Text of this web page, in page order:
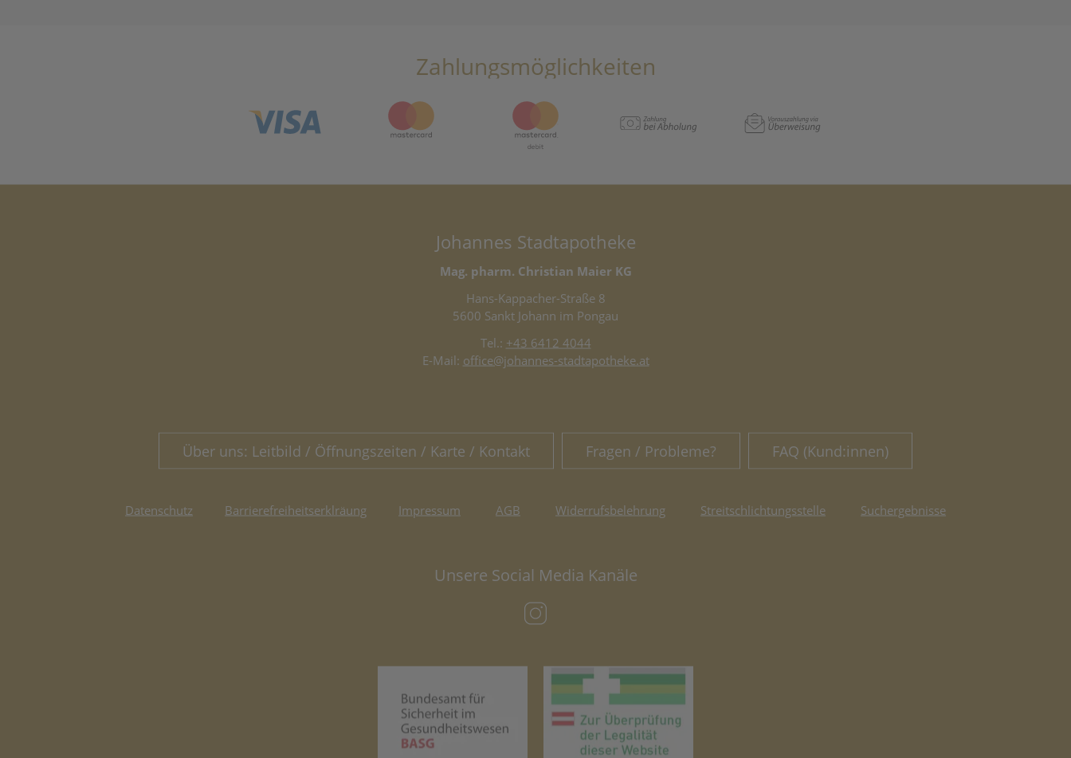
Zahlungsmöglichkeiten
Johannes Stadtapotheke
Mag. pharm. Christian Maier KG
Hans-Kappacher-Straße 8
5600 Sankt Johann im Pongau
Tel.: +43 6412 4044
E-Mail: office@johannes-stadtapotheke.at
Über uns: Leitbild / Öffnungszeiten / Karte / Kontakt Fragen / Probleme? FAQ (Kund:innen)
Datenschutz Barrierefreiheitserklräung Impressum AGB Widerrufsbelehrung Streitschlichtungsstelle Suchergebnisse
Unsere Social Media Kanäle
(öffnet in neuem Tab)